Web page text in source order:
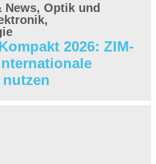
News, Optik und
2026: ZIM-